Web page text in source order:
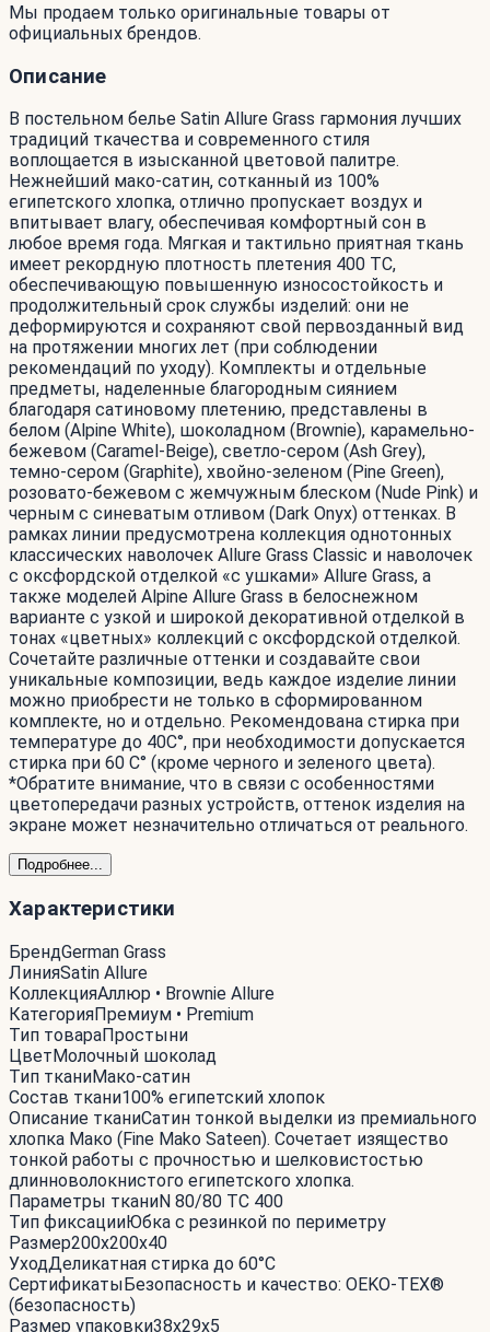
Мы продаем только оригинальные товары от
официальных брендов.
Описание
В постельном белье Satin Allure Grass гармония лучших
традиций ткачества и современного стиля
воплощается в изысканной цветовой палитре.
Нежнейший мако-сатин, сотканный из 100%
египетского хлопка, отлично пропускает воздух и
впитывает влагу, обеспечивая комфортный сон в
любое время года. Мягкая и тактильно приятная ткань
имеет рекордную плотность плетения 400 ТС,
обеспечивающую повышенную износостойкость и
продолжительный срок службы изделий: они не
деформируются и сохраняют свой первозданный вид
на протяжении многих лет (при соблюдении
рекомендаций по уходу). Комплекты и отдельные
предметы, наделенные благородным сиянием
благодаря сатиновому плетению, представлены в
белом (Alpine White), шоколадном (Brownie), карамельно-
бежевом (Caramel-Beige), светло-сером (Ash Grey),
темно-сером (Graphite), хвойно-зеленом (Pine Green),
розовато-бежевом с жемчужным блеском (Nude Pink) и
черным c синеватым отливом (Dark Onyx) оттенках. В
рамках линии предусмотрена коллекция однотонных
классических наволочек Allure Grass Classic и наволочек
с оксфордской отделкой «с ушками» Allure Grass, а
также моделей Alpine Allure Grass в белоснежном
варианте с узкой и широкой декоративной отделкой в
тонах «цветных» коллекций с оксфордской отделкой.
Сочетайте различные оттенки и создавайте свои
уникальные композиции, ведь каждое изделие линии
можно приобрести не только в сформированном
комплекте, но и отдельно. Рекомендована стирка при
температуре до 40С°, при необходимости допускается
стирка при 60 С° (кроме черного и зеленого цвета).
*Обратите внимание, что в связи с особенностями
цветопередачи разных устройств, оттенок изделия на
экране может незначительно отличаться от реального.
Подробнее...
Характеристики
БрендGerman Grass
ЛинияSatin Allure
КоллекцияАллюр • Brownie Allure
КатегорияПремиум • Premium
Тип товараПростыни
ЦветМолочный шоколад
Тип тканиМако-сатин
Состав ткани100% египетский хлопок
Описание тканиСатин тонкой выделки из премиального
хлопка Мако (Fine Mako Sateen). Сочетает изящество
тонкой работы с прочностью и шелковистостью
длинноволокнистого египетского хлопка.
Параметры тканиN 80/80 TC 400
Тип фиксацииЮбка с резинкой по периметру
Размер200x200x40
УходДеликатная стирка до 60°С
СертификатыБезопасность и качество: OEKO-TEX®
(безопасность)
Размер упаковки38x29x5